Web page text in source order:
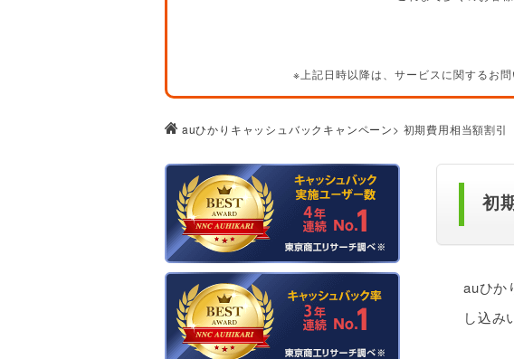
※上記日時以降は、サービスに関するお
auひかりキャッシュバックキャンペーン> 初期費用相当額割引
初
auひか
し込み